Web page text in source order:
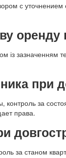
с
оренду
із зазначенням
при
за
права.
за станом